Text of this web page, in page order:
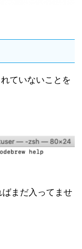
ていないことを
まだ入ってませ